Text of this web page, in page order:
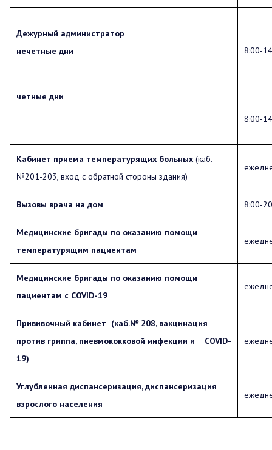
Дежурный администратор
нечетные дни
8:00-
четные дни
8:00-
Кабинет приема температурящих больных (каб.
№201-203, вход с обратной стороны здания)
Вызовы врача на дом 8:00-
Медицинские бригады по оказанию помощи
температурящим пациентам
Медицинские бригады по оказанию помощи
пациентам с COVID-19
Прививочный кабинет (каб.№ 208, вакцинация
против гриппа, пневмококковой инфекции и COVID-
19)
Углубленная диспансеризация, диспансеризация
взрослого населения